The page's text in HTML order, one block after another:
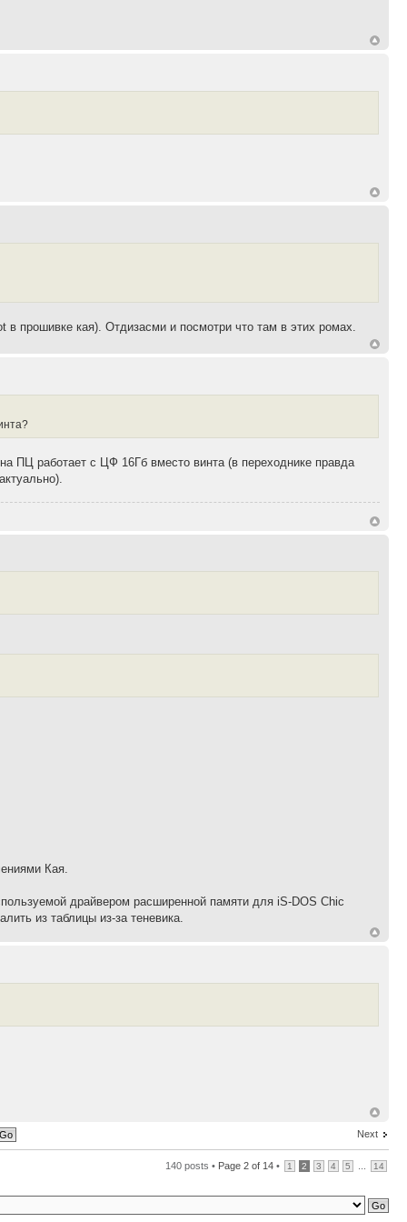
в прошивке кая). Отдизасми и посмотри что там в этих ромах.
ПЦ работает с ЦФ 16Гб вместо винта (в переходнике правда
Кая.
драйвером расширенной памяти для iS-DOS Chic
из таблицы из-за теневика.
Next
140 posts • Page 2 of 14 • 1 2 3 4 5 14